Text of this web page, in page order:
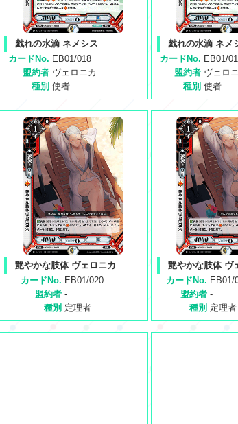
戯れの水滴 ネメシス
カードNo. EB01/018
盟約者 ヴェロニカ
種別 使者
戯れの水滴 ネメ
カードNo. EB01/
盟約者 ヴェロ
種別 使者
艶やかな肢体 ヴェロニカ
カードNo. EB01/020
盟約者 -
種別 定理者
艶やかな肢体 ヴ
カードNo. EB01/
盟約者 -
種別 定理者